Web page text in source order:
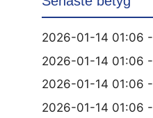
2026-01-14 01:06 -
2026-01-14 01:06 -
2026-01-14 01:06 -
2026-01-14 01:06 -